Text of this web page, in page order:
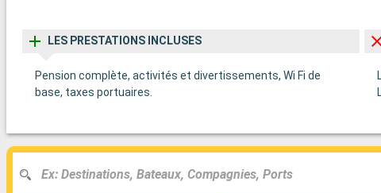
LES PRESTATIONS INCLUSES
Pension complète, activités et divertissements, Wi Fi de
base, taxes portuaires.